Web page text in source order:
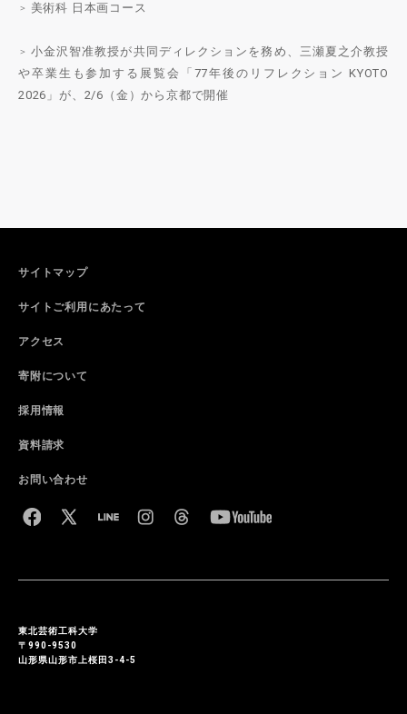
美術科 日本画コース
小金沢智准教授が共同ディレクションを務め、三瀬夏之介教授
や卒業生も参加する展覧会「77年後のリフレクション KYOTO
2026」が、2/6（金）から京都で開催
サイトマップ
サイトご利用にあたって
アクセス
寄附について
採用情報
資料請求
お問い合わせ
東北芸術工科大学
〒990-9530
山形県山形市上桜田3-4-5